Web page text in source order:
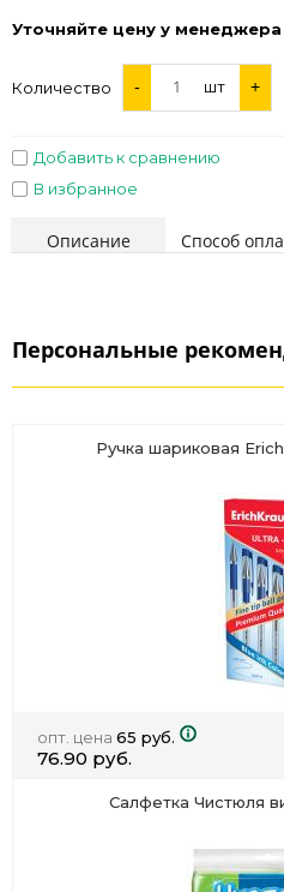
Уточняйте цену у
Количество - шт +
Добавить к сравнению
В избранное
Описание Способ
Персональные
Ручка шариковая
опт. цена 65 руб.
76.90 руб.
Салфетка Чистюля